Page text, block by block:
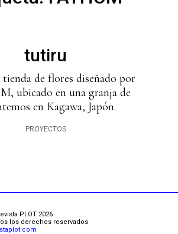
tutiru
de flores diseñado por
ubicado en una granja de
en Kagawa, Japón.
PROYECTOS
PLOT 2026
los derechos reservados